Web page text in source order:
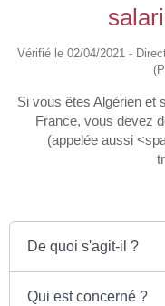
Vérifié le 02/04/2021 -
Si vous êtes Algérien et
France, vous devez
(appelée aussi
De quoi s'agit-il ?
Qui est concerné ?